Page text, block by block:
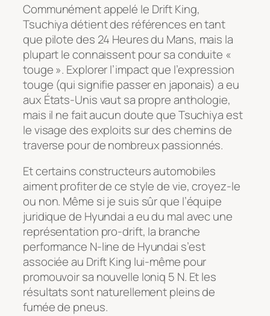
Communément appelé le Drift King,
Tsuchiya détient des références en tant
que pilote des 24 Heures du Mans, mais la
plupart le connaissent pour sa conduite «
touge ». Explorer l’impact que l’expression
touge (qui signifie passer en japonais) a eu
aux États-Unis vaut sa propre anthologie,
mais il ne fait aucun doute que Tsuchiya est
le visage des exploits sur des chemins de
traverse pour de nombreux passionnés.
Et certains constructeurs automobiles
aiment profiter de ce style de vie, croyez-le
ou non. Même si je suis sûr que l’équipe
juridique de Hyundai a eu du mal avec une
représentation pro-drift, la branche
performance N-line de Hyundai s’est
associée au Drift King lui-même pour
promouvoir sa nouvelle Ioniq 5 N. Et les
résultats sont naturellement pleins de
fumée de pneus.